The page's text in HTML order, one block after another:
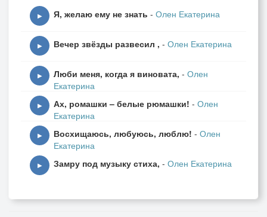
▶ Я, желаю ему не знать - Олен Екатерина
▶ Вечер звёзды развесил , - Олен Екатерина
▶ Люби меня, когда я виновата, - Олен
Екатерина
▶ Ах, ромашки – белые рюмашки! - Олен
Екатерина
▶ Восхищаюсь, любуюсь, люблю! - Олен
Екатерина
▶ Замру под музыку стиха, - Олен Екатерина